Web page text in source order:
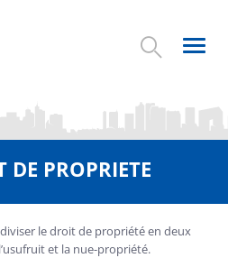
DE PROPRIETE
le droit de propriété en deux
et la nue-propriété.